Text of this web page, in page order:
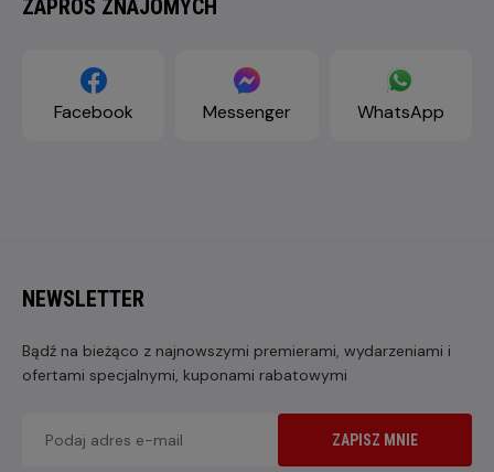
ZAPROŚ ZNAJOMYCH
Facebook Messenger WhatsApp
NEWSLETTER
Bądź na bieżąco z najnowszymi premierami, wydarzeniami i
ofertami specjalnymi, kuponami rabatowymi
ZAPISZ MNIE